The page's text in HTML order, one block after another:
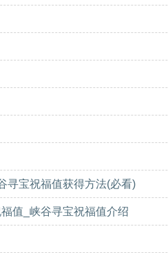
寻宝祝福值获得方法(必看)
值_峡谷寻宝祝福值介绍